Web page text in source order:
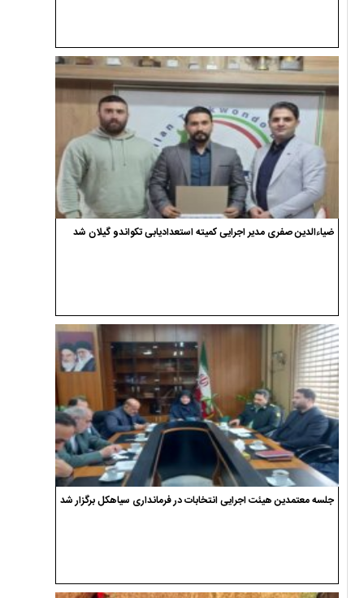
ضیاءالدین صفری مدیر اجرایی کمیته استعدادیابی تکواندو گیلان شد
جلسه معتمدین هیئت اجرایی انتخابات در فرمانداری سیاهکل برگزار شد